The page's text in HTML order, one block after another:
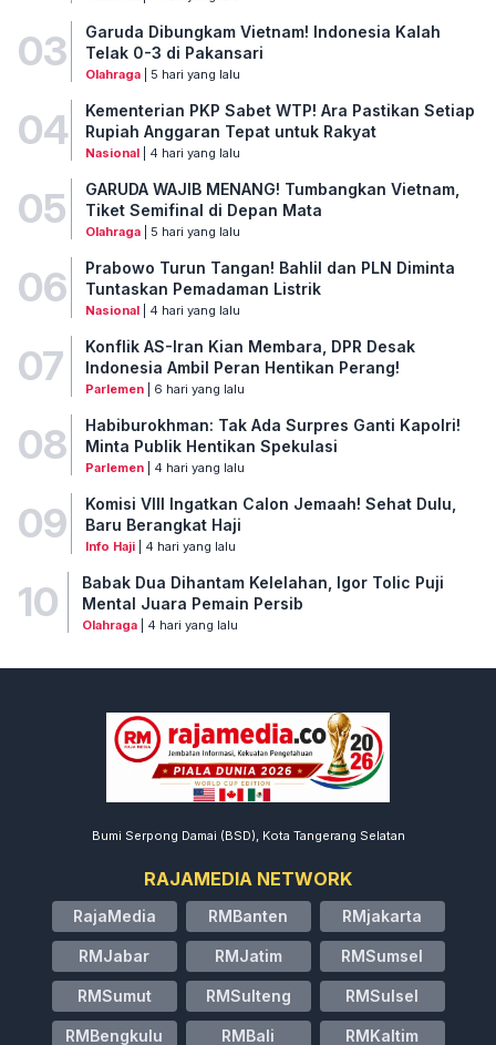
03
Garuda Dibungkam Vietnam! Indonesia Kalah
Telak 0-3 di Pakansari
Olahraga| 5 hari yang lalu
04
Kementerian PKP Sabet WTP! Ara Pastikan Setiap
Rupiah Anggaran Tepat untuk Rakyat
Nasional| 4 hari yang lalu
05
GARUDA WAJIB MENANG! Tumbangkan Vietnam,
Tiket Semifinal di Depan Mata
Olahraga| 5 hari yang lalu
06
Prabowo Turun Tangan! Bahlil dan PLN Diminta
Tuntaskan Pemadaman Listrik
Nasional| 4 hari yang lalu
07
Konflik AS-Iran Kian Membara, DPR Desak
Indonesia Ambil Peran Hentikan Perang!
Parlemen| 6 hari yang lalu
08
Habiburokhman: Tak Ada Surpres Ganti Kapolri!
Minta Publik Hentikan Spekulasi
Parlemen| 4 hari yang lalu
09
Komisi VIII Ingatkan Calon Jemaah! Sehat Dulu,
Baru Berangkat Haji
Info Haji| 4 hari yang lalu
10
Babak Dua Dihantam Kelelahan, Igor Tolic Puji
Mental Juara Pemain Persib
Olahraga| 4 hari yang lalu
Bumi Serpong Damai (BSD), Kota Tangerang Selatan
RAJAMEDIA NETWORK
RajaMedia RMBanten RMjakarta
RMJabar RMJatim RMSumsel
RMSumut RMSulteng RMSulsel
RMBengkulu RMBali RMKaltim